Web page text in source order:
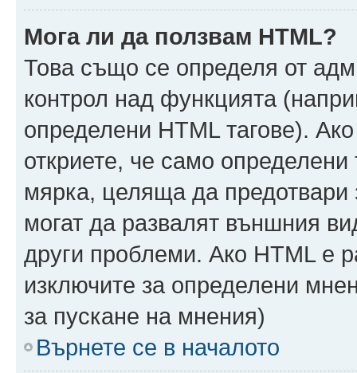
Мога ли да ползвам HTML?
Това също се определя от
контрол над функцията
определени HTML тагове).
откриете, че само определени
мярка, целяща да предотвари
могат да развалят външния
други проблеми. Ако HTML е
изключите за определени
за пускане на мнения)
Върнете се в началото